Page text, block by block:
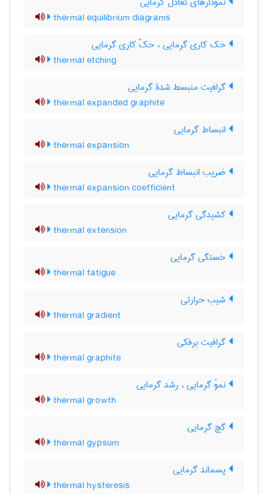
thermal equilibrium diagrams
حک کاری گرمایی ، حکّ کاری گرمایی
thermal etching
گرافیت منبسط شدۀ گرمایی
thermal expanded graphite
انبساط گرمایی
thermal expansion
ضریب انبساط گرمایی
thermal expansion coefficient
کشیدگی گرمایی
thermal extension
خستگی گرمایی
thermal fatigue
شیب حرارتی
thermal gradient
گرافیت برفکی
thermal graphite
نموّ گرمایی ، رشد گرمایی
thermal growth
گچ گرمایی
thermal gypsum
پسماند گرمایی
thermal hysteresis